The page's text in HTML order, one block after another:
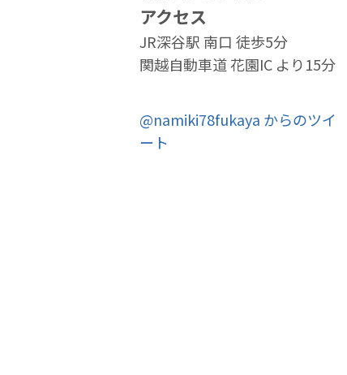
アクセス
JR深谷駅 南口 徒歩5分
関越自動車道 花園IC より15分
@namiki78fukaya からのツイ
ート